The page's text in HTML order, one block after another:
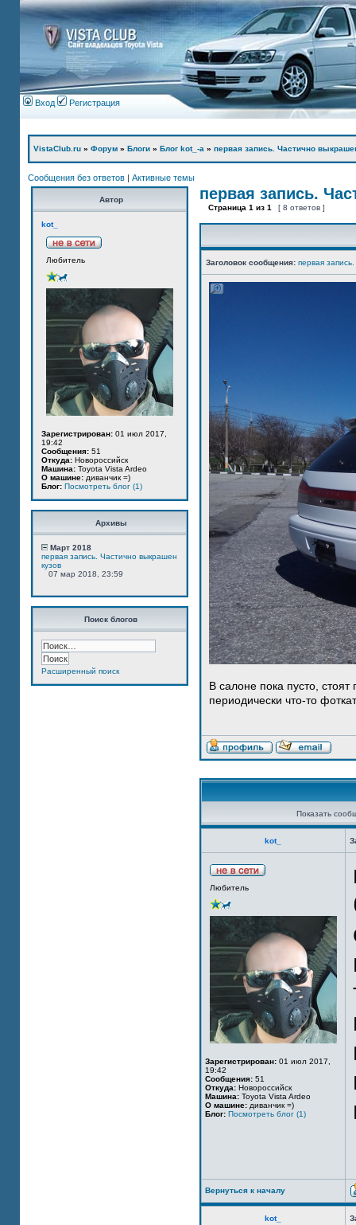
Вход Регистрация
VistaClub.ru » Форум » Блоги » Блог kot_-а » первая запись. Частично
Сообщения без ответов | Активные темы
Автор
kot_
Любитель
Зарегистрирован: 01 июл 2017,
19:42
Сообщения: 51
Откуда: Новороссийск
Машина: Toyota Vista Ardeo
О машине: диванчик =)
Блог: Посмотреть блог (1)
Архивы
Март 2018
первая запись. Частично выкрашен
кузов
07 мар 2018, 23:59
Поиск блогов
Расширенный поиск
первая запись.
Страница 1 из 1 [ 8 ответов ]
Заголовок сообщения: первая
В салоне пока пусто,
периодически что-то
Показать
kot_
Любитель
Зарегистрирован: 01 июл 2017,
19:42
Сообщения: 51
Откуда: Новороссийск
Машина: Toyota Vista Ardeo
О машине: диванчик =)
Блог: Посмотреть блог (1)
Вернуться к началу
kot_